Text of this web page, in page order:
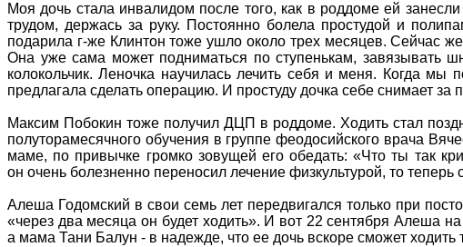
Моя дочь стала инвалидом после того, как в роддоме ей
трудом, держась за руку. Постоянно болела простудой и
подарила г-же Клинтон тоже ушло около трех месяцев. Сейчас
Она уже сама может подниматься по ступенькам, завязывать
колокольчик. Леночка научилась лечить себя и меня. Когда
предлагала сделать операцию. И простуду дочка себе снимает
Максим Побокин тоже получил ДЦП в роддоме. Ходить стал
полуторамесячного обучения в группе феодосийского врача
маме, по привычке громко зовущей его обедать: «Что ты так
он очень болезненно переносил лечение физкультурой, то теперь
Алеша Годомский в свои семь лет передвигался только при
«через два месяца он будет ходить». И вот 22 сентября Алеша
а мама Тани Балун - в надежде, что ее дочь вскоре сможет ходить